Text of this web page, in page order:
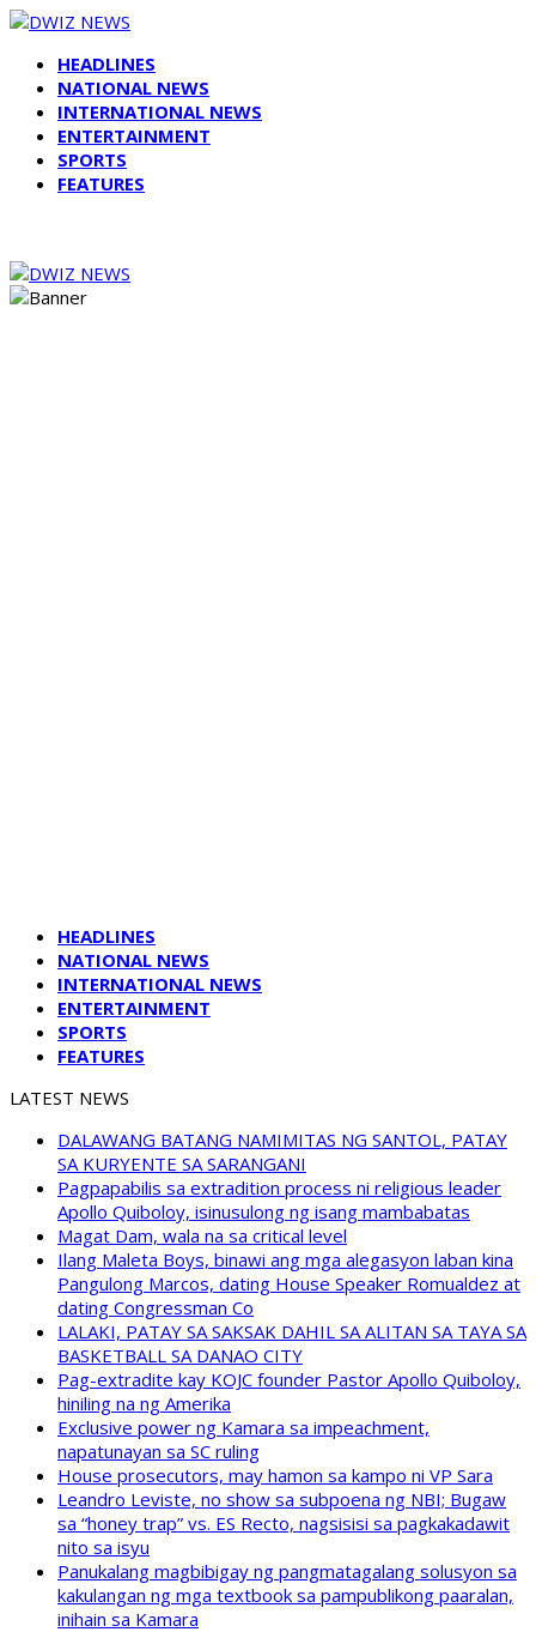
HEADLINES
NATIONAL NEWS
INTERNATIONAL NEWS
ENTERTAINMENT
SPORTS
FEATURES
HEADLINES
NATIONAL NEWS
INTERNATIONAL NEWS
ENTERTAINMENT
SPORTS
FEATURES
LATEST NEWS
DALAWANG BATANG NAMIMITAS NG SANTOL, PATAY
SA KURYENTE SA SARANGANI
Pagpapabilis sa extradition process ni religious leader
Apollo Quiboloy, isinusulong ng isang mambabatas
Magat Dam, wala na sa critical level
Ilang Maleta Boys, binawi ang mga alegasyon laban kina
Pangulong Marcos, dating House Speaker Romualdez at
dating Congressman Co
LALAKI, PATAY SA SAKSAK DAHIL SA ALITAN SA TAYA SA
BASKETBALL SA DANAO CITY
Pag-extradite kay KOJC founder Pastor Apollo Quiboloy,
hiniling na ng Amerika
Exclusive power ng Kamara sa impeachment,
napatunayan sa SC ruling
House prosecutors, may hamon sa kampo ni VP Sara
Leandro Leviste, no show sa subpoena ng NBI; Bugaw
sa “honey trap” vs. ES Recto, nagsisisi sa pagkakadawit
nito sa isyu
Panukalang magbibigay ng pangmatagalang solusyon sa
kakulangan ng mga textbook sa pampublikong paaralan,
inihain sa Kamara